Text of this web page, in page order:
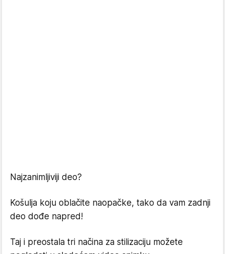
Najzanimljiviji deo?
Košulja koju oblačite naopačke, tako da vam zadnji
deo dođe napred!
Taj i preostala tri načina za stilizaciju možete